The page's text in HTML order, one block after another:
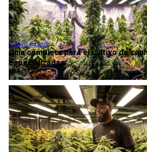
Guía completa para el cultivo de
especializadas...
Cultivo,Interior
abril 8, 2024